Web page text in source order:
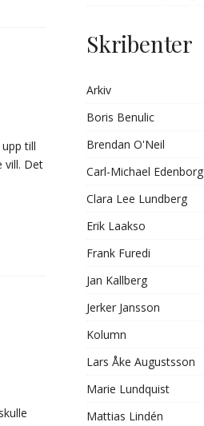
till
vill. Det
Skribenter
Arkiv
Boris Benulic
Brendan O'Neil
Carl-Michael Edenborg
Clara Lee Lundberg
Erik Laakso
Frank Furedi
Jan Kallberg
Jerker Jansson
Kolumn
Lars Åke Augustsson
Marie Lundquist
Mattias Lindén